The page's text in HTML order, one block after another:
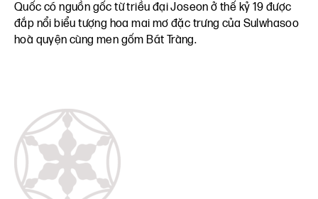
Quốc có nguồn gốc từ triều đại Joseon ở thế kỷ 19 được
đắp nổi biểu tượng hoa mai mơ đặc trưng của Sulwhasoo
hoà quyện cùng men gốm Bát Tràng.